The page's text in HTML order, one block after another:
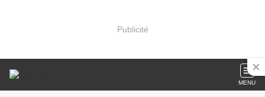
Publicité
MENU